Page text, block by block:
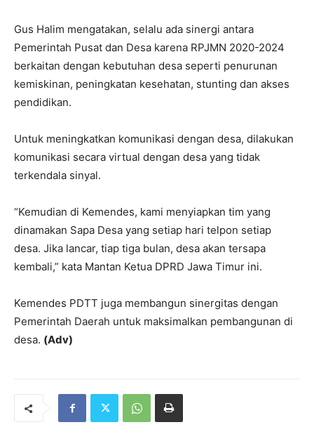
Gus Halim mengatakan, selalu ada sinergi antara
Pemerintah Pusat dan Desa karena RPJMN 2020-2024
berkaitan dengan kebutuhan desa seperti penurunan
kemiskinan, peningkatan kesehatan, stunting dan akses
pendidikan.
Untuk meningkatkan komunikasi dengan desa, dilakukan
komunikasi secara virtual dengan desa yang tidak
terkendala sinyal.
“Kemudian di Kemendes, kami menyiapkan tim yang
dinamakan Sapa Desa yang setiap hari telpon setiap
desa. Jika lancar, tiap tiga bulan, desa akan tersapa
kembali,” kata Mantan Ketua DPRD Jawa Timur ini.
Kemendes PDTT juga membangun sinergitas dengan
Pemerintah Daerah untuk maksimalkan pembangunan di
desa. (Adv)